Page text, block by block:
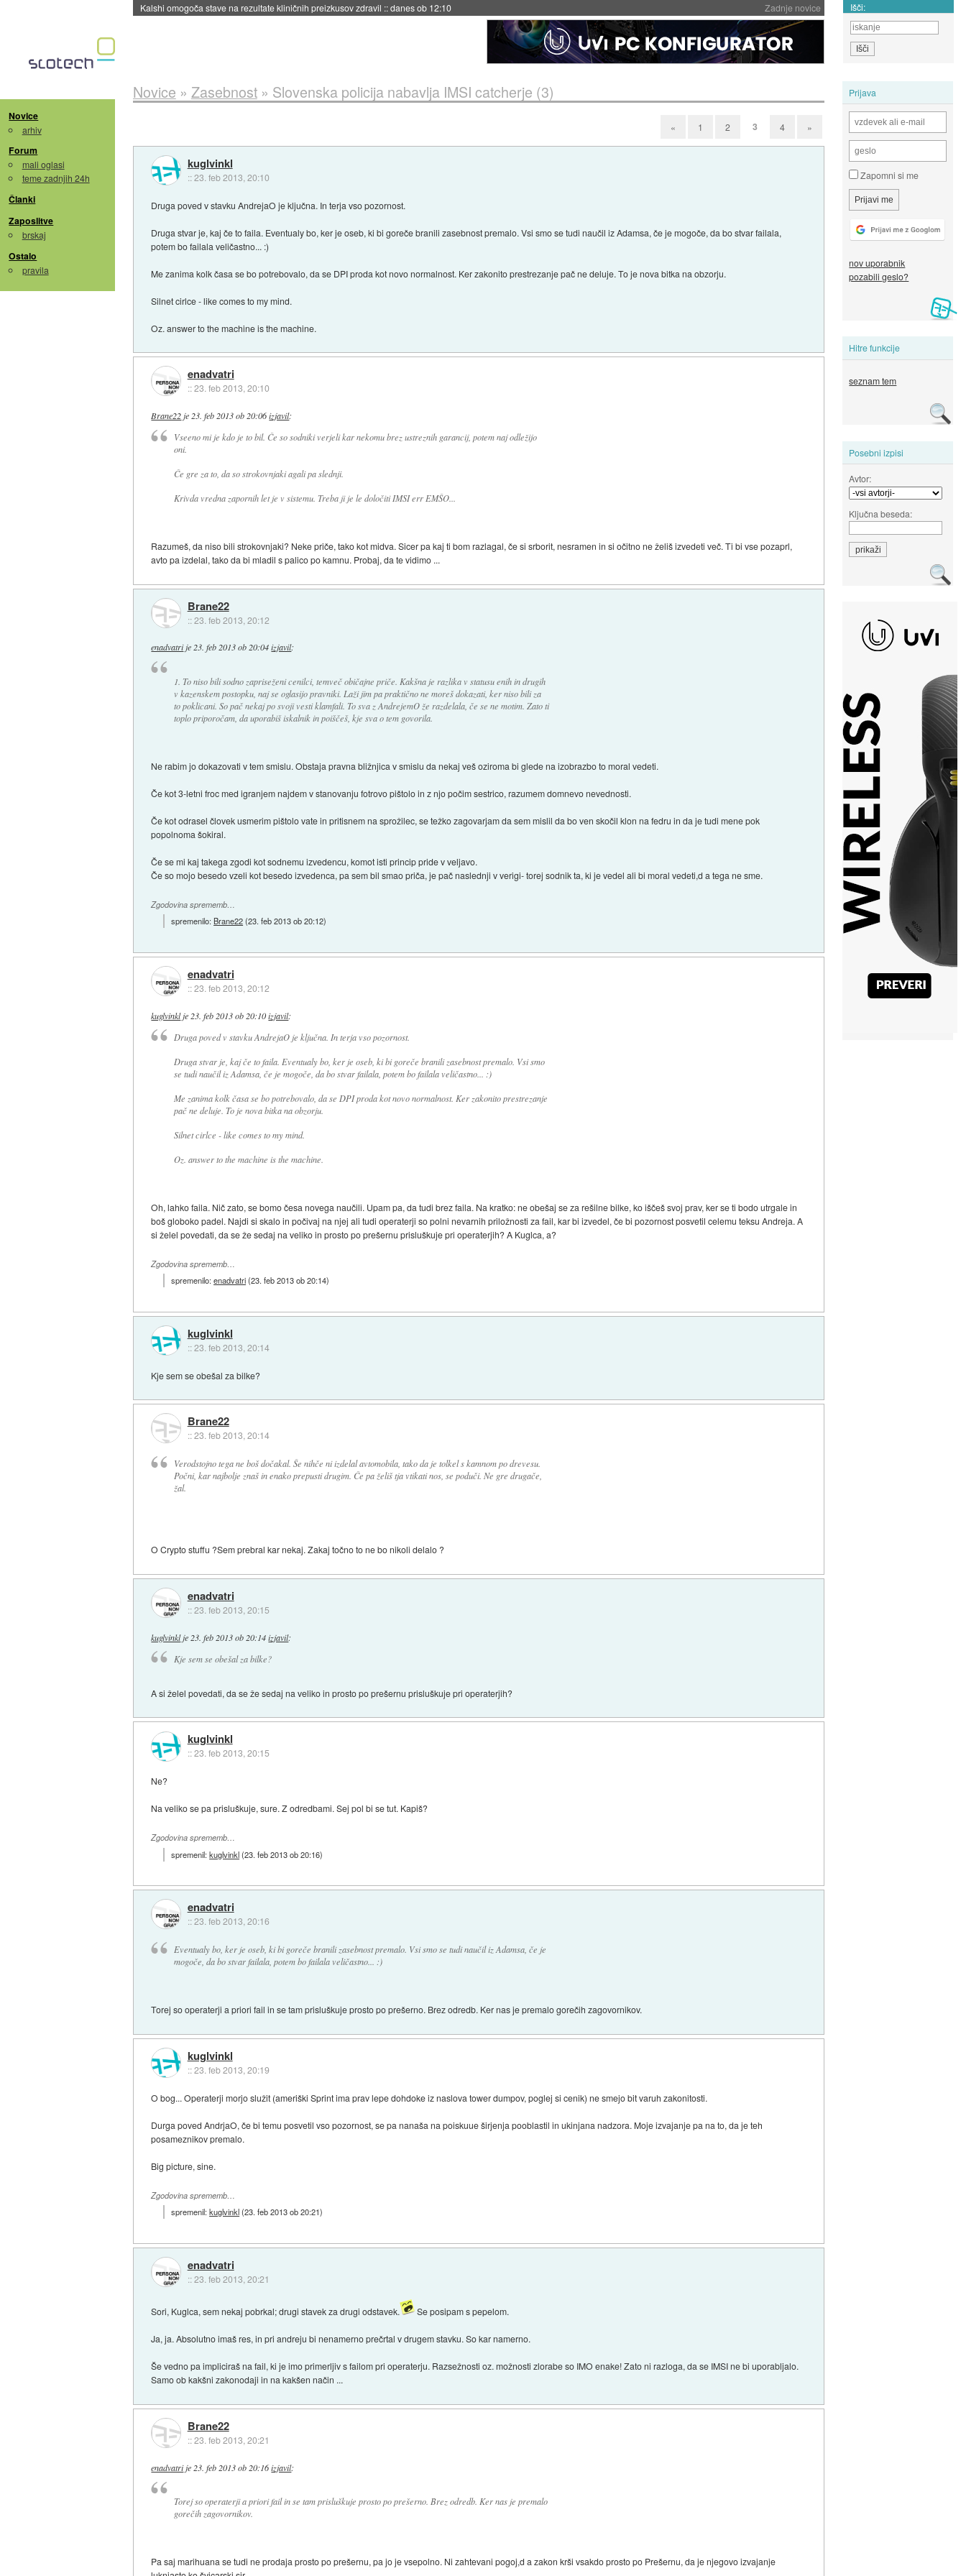
Zadnje novice
Kalshi omogoča stave na rezultate kliničnih preizkusov zdravil ::danes ob 12:10 Išči:
Novice
arhiv
Forum
mali oglasi
teme zadnjih 24h
Članki
Zaposlitve
brskaj
Ostalo
pravila
Prijava
Zapomni si me
nov uporabnik
pozabili geslo?
Hitre funkcije
seznam tem
Posebni izpisi
Avtor:
Ključna beseda:
Novice » Zasebnost» Slovenska policija nabavlja IMSI catcherje (3)
« 1 2 3 4 »
kuglvinkl
::23. feb 2013, 20:10
Druga poved v stavku AndrejaO je ključna. In terja vso pozornost.
Druga stvar je, kaj če to faila. Eventualy bo, ker je oseb, ki bi goreče branili zasebnost premalo. Vsi smo se tudi naučil iz Adamsa, če je mogoče, da bo stvar failala,
potem bo failala veličastno... :)
Me zanima kolk časa se bo potrebovalo, da se DPI proda kot novo normalnost. Ker zakonito prestrezanje pač ne deluje. To je nova bitka na obzorju.
Silnet cirlce - like comes to my mind.
Oz. answer to the machine is the machine.
enadvatri
::23. feb 2013, 20:10
Brane22 je 23. feb 2013 ob 20:06 izjavil:
Vseeno mi je kdo je to bil. Če so sodniki verjeli kar nekomu brez ustreznih garancij, potem naj odležijo
oni.
Če gre za to, da so strokovnjaki agali pa slednji.
Krivda vredna zapornih let je v sistemu. Treba ji je le določiti IMSI err EMŠO...
Razumeš, da niso bili strokovnjaki? Neke priče, tako kot midva. Sicer pa kaj ti bom razlagal, če si srborit, nesramen in si očitno ne želiš izvedeti več. Ti bi vse pozaprl,
avto pa izdelal, tako da bi mladil s palico po kamnu. Probaj, da te vidimo ...
Brane22
::23. feb 2013, 20:12
enadvatrije23. feb 2013 ob 20:04 izjavil:
1. To niso bili sodno zapriseženi cenilci, temveč običajne priče. Kakšna je razlika v statusu enih in drugih
v kazenskem postopku, naj se oglasijo pravniki. Laži jim pa praktično ne moreš dokazati, ker niso bili za
to poklicani. So pač nekaj po svoji vesti klamfali. To sva z AndrejemO že razdelala, če se ne motim. Zato ti
toplo priporočam, da uporabiš iskalnik in poiščeš, kje sva o tem govorila.
Ne rabim jo dokazovati v tem smislu. Obstaja pravna bližnjica v smislu da nekaj veš oziroma bi glede na izobrazbo to moral vedeti.
Če kot 3-letni froc med igranjem najdem v stanovanju fotrovo pištolo in z njo počim sestrico, razumem domnevo nevednosti.
Če kot odrasel človek usmerim pištolo vate in pritisnem na sprožilec, se težko zagovarjam da sem mislil da bo ven skočil klon na fedru in da je tudi mene pok
popolnoma šokiral.
Če se mi kaj takega zgodi kot sodnemu izvedencu, komot isti princip pride v veljavo.
Če so mojo besedo vzeli kot besedo izvedenca, pa sem bil smao priča, je pač naslednji v verigi- torej sodnik ta, ki je vedel ali bi moral vedeti,d a tega ne sme.
Zgodovina sprememb…
spremenilo:Brane22(23. feb 2013 ob 20:12)
enadvatri
::23. feb 2013, 20:12
kuglvinklje 23. feb 2013 ob 20:10 izjavil:
Druga poved v stavku AndrejaO je ključna. In terja vso pozornost.
Druga stvar je, kaj če to faila. Eventualy bo, ker je oseb, ki bi goreče branili zasebnost premalo. Vsi smo
se tudi naučil iz Adamsa, če je mogoče, da bo stvar failala, potem bo failala veličastno... :)
Me zanima kolk časa se bo potrebovalo, da se DPI proda kot novo normalnost. Ker zakonito prestrezanje
pač ne deluje. To je nova bitka na obzorju.
Silnet cirlce - like comes to my mind.
Oz. answer to the machine is the machine.
Oh, lahko faila. Nič zato, se bomo česa novega naučili. Upam pa, da tudi brez faila. Na kratko: ne obešaj se za rešilne bilke, ko iščeš svoj prav, ker se ti bodo utrgale in
boš globoko padel. Najdi si skalo in počivaj na njej ali tudi operaterji so polni nevarnih priložnosti za fail, kar bi izvedel, če bi pozornost posvetil celemu teksu Andreja. A
si želel povedati, da se že sedaj na veliko in prosto po prešernu prisluškuje pri operaterjih? A Kuglca, a?
Zgodovina sprememb…
spremenilo:enadvatri(23. feb 2013 ob 20:14)
kuglvinkl
::23. feb 2013, 20:14
Kje sem se obešal za bilke?
Brane22
::23. feb 2013, 20:14
Verodstojno tega ne boš dočakal. Še nihče ni izdelal avtomobila, tako da je tolkel s kamnom po drevesu.
Počni, kar najbolje znaš in enako prepusti drugim. Če pa želiš tja vtikati nos, se poduči. Ne gre drugače,
žal.
O Crypto stuffu ?Sem prebral kar nekaj. Zakaj točno to ne bo nikoli delalo ?
enadvatri
::23. feb 2013, 20:15
kuglvinklje 23. feb 2013 ob 20:14 izjavil:
Kje sem se obešal za bilke?
A si želel povedati, da se že sedaj na veliko in prosto po prešernu prisluškuje pri operaterjih?
kuglvinkl
::23. feb 2013, 20:15
Ne?
Na veliko se pa prisluškuje, sure. Z odredbami. Sej pol bi se tut. Kapiš?
Zgodovina sprememb…
spremenil:kuglvinkl(23. feb 2013 ob 20:16)
enadvatri
::23. feb 2013, 20:16
Eventualy bo, ker je oseb, ki bi goreče branili zasebnost premalo. Vsi smo se tudi naučil iz Adamsa, če je
mogoče, da bo stvar failala, potem bo failala veličastno... :)
Torej so operaterji a priori fail in se tam prisluškuje prosto po prešerno. Brez odredb. Ker nas je premalo gorečih zagovornikov.
kuglvinkl
::23. feb 2013, 20:19
O bog... Operaterji morjo služit (ameriški Sprint ima prav lepe dohdoke iz naslova tower dumpov, poglej si cenik) ne smejo bit varuh zakonitosti.
Durga poved AndrjaO, če bi temu posvetil vso pozornost, se pa nanaša na poiskuue širjenja pooblastil in ukinjana nadzora. Moje izvajanje pa na to, da je teh
posameznikov premalo.
Big picture, sine.
Zgodovina sprememb…
spremenil:kuglvinkl(23. feb 2013 ob 20:21)
enadvatri
::23. feb 2013, 20:21
Sori, Kuglca, sem nekaj pobrkal; drugi stavek za drugi odstavek. Se posipam s pepelom.
Ja, ja. Absolutno imaš res, in pri andreju bi nenamerno prečrtal v drugem stavku. So kar namerno.
Še vedno pa impliciraš na fail, ki je imo primerljiv s failom pri operaterju. Razsežnosti oz. možnosti zlorabe so IMO enake! Zato ni razloga, da se IMSI ne bi uporabljalo.
Samo ob kakšni zakonodaji in na kakšen način ...
Brane22
::23. feb 2013, 20:21
enadvatrije 23. feb 2013 ob 20:16 izjavil:
Torej so operaterji a priori fail in se tam prisluškuje prosto po prešerno. Brez odredb. Ker nas je premalo
gorečih zagovornikov.
Pa saj marihuana se tudi ne prodaja prosto po prešernu, pa jo je vsepolno. Ni zahtevani pogoj,d a zakon krši vsakdo prosto po Prešernu, da je njegovo izvajanje